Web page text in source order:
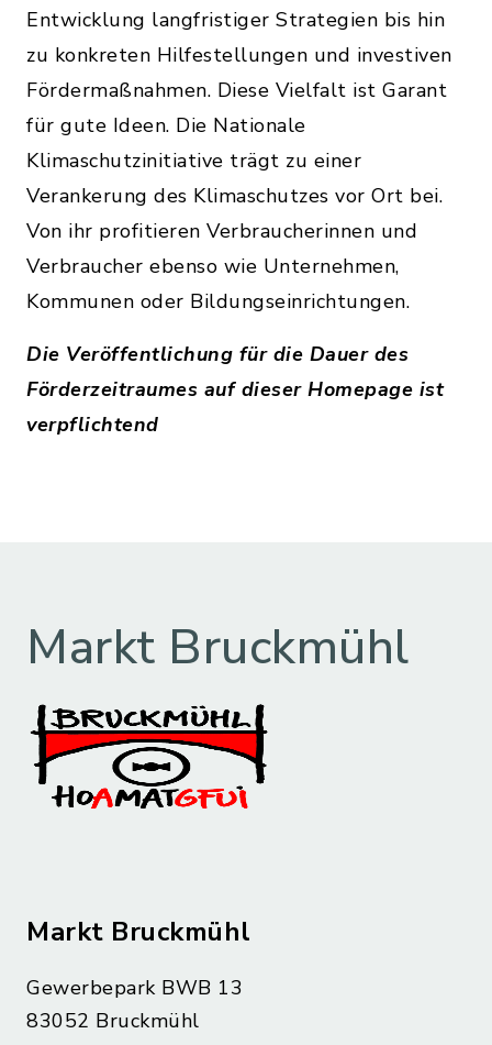
Entwicklung langfristiger Strategien bis hin
zu konkreten Hilfestellungen und investiven
Fördermaßnahmen. Diese Vielfalt ist Garant
für gute Ideen. Die Nationale
Klimaschutzinitiative trägt zu einer
Verankerung des Klimaschutzes vor Ort bei.
Von ihr profitieren Verbraucherinnen und
Verbraucher ebenso wie Unternehmen,
Kommunen oder Bildungseinrichtungen.
Die Veröffentlichung für die Dauer des
Förderzeitraumes auf dieser Homepage ist
verpflichtend
Markt Bruckmühl
Markt Bruckmühl
Gewerbepark BWB 13
83052 Bruckmühl